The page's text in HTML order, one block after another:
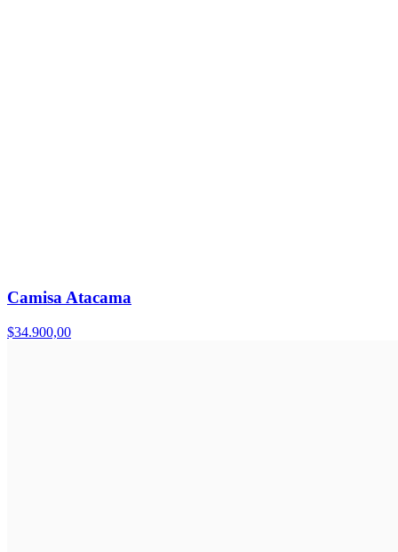
Camisa Atacama
$34.900,00